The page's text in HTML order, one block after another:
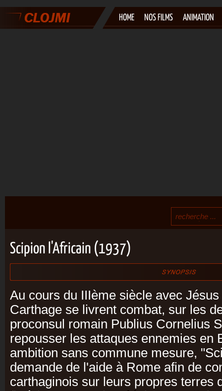
HOME NOS FILMS ANIMATION
Scipion l'Africain (1937)
Au cours du IIIème siècle avec
Carthage se livrent combat, sur les
proconsul romain Publius Cornelius
repousser les attaques ennemies en
ambition sans commune mesure,
demande de l'aide à Rome afin de
carthaginois sur leurs propres terres